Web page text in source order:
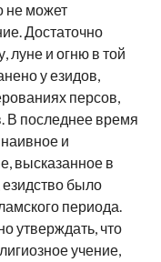
не может
Достаточно
луне и огню в той
у езидов,
персов,
В последнее время
и
высказанное в
было
периода.
утверждать, что
учение,